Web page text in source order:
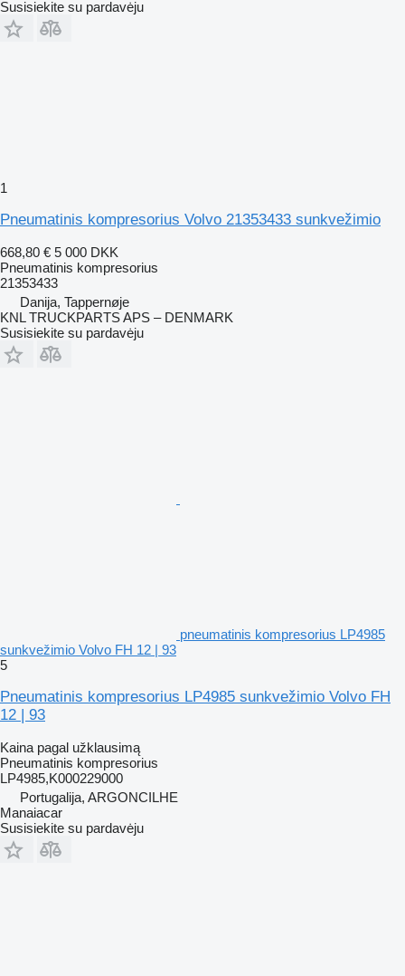
Susisiekite su pardavėju
1
Pneumatinis kompresorius Volvo 21353433 sunkvežimio
668,80 € 5 000 DKK
Pneumatinis kompresorius
21353433
Danija, Tappernøje
KNL TRUCKPARTS APS – DENMARK
Susisiekite su pardavėju
pneumatinis kompresorius LP4985
sunkvežimio Volvo FH 12 | 93
5
Pneumatinis kompresorius LP4985 sunkvežimio Volvo FH
12 | 93
Kaina pagal užklausimą
Pneumatinis kompresorius
LP4985,K000229000
Portugalija, ARGONCILHE
Manaiacar
Susisiekite su pardavėju